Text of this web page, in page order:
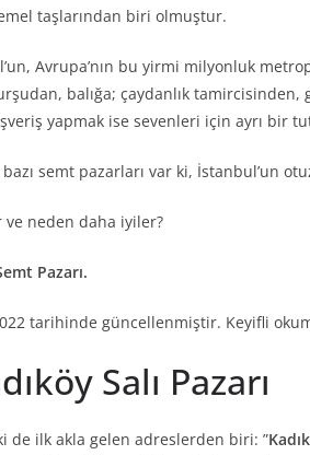
taşlarından biri olmuştur.
Avrupa’nın bu yirmi milyonluk
balığa; çaydanlık
yapmak ise sevenleri için ayrı bir
semt pazarları var ki, İstanbul’un
neden daha iyiler?
Pazarı.
tarihinde güncellenmiştir. Keyifli
Salı Pazarı
de ilk akla gelen adreslerden biri: ”